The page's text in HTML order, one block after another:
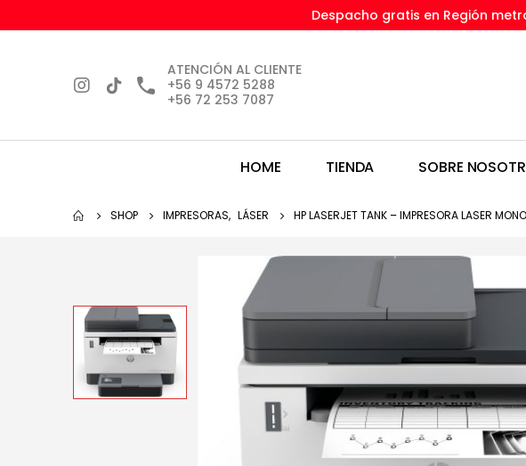
Despacho gratis en Región
ATENCIÓN AL CLIENTE
+56 9 4572 5288
+56 72 253 7087
HOME TIENDA SOBRE
SHOP IMPRESORAS, LÁSER HP LASERJET TANK – IMPRESORA LASER